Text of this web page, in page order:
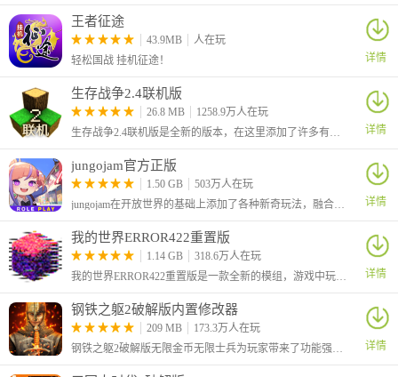
王者征途
43.9MB
人在玩
轻松国战 挂机征途！
详情
生存战争2.4联机版
26.8 MB
1258.9万人在玩
生存战争2.4联机版是全新的版本，在这里添加了许多有趣的新玩法，例如增加季节、添加了社区内容搜索、加入了杨树、杨木、杨树叶和树苗、比 2.3 中生成的鱼更多等等
详情
jungojam官方正版
1.50 GB
503万人在玩
jungojam在开放世界的基础上添加了各种新奇玩法，融合了冒险、动作、探索、社交等等元素，你可以和小伙伴们一起在这里嬉戏打闹，一起种田收获你们的快乐，还可以自定义自己的形象哦！
详情
我的世界ERROR422重置版
1.14 GB
318.6万人在玩
我的世界ERROR422重置版是一款全新的模组，游戏中玩家的世界将被一个神秘病毒感染，导致场景、方块、物品和生物都呈现异常状态。
详情
钢铁之躯2破解版内置修改器
209 MB
173.3万人在玩
钢铁之躯2破解版无限金币无限士兵为玩家带来了功能强大的内置作弊菜单，可以让你在玩游戏的同时利用悬浮窗菜单进行游戏数值的修改。
详情